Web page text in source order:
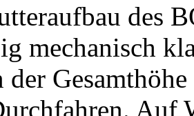
des
mechanisch
Auf